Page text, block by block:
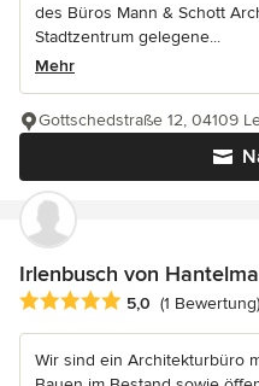
des Büros Mann & Schott
Stadtzentrum gelegene...
Mehr
Gottschedstraße 12, 04109
Irlenbusch von
Durchschnittliche
5,0 (1 Bewertung)
Wir sind ein Architekturbüro